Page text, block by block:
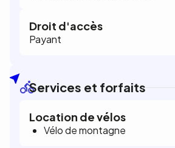
Droit d'accès
Payant
Services et forfaits
Location de vélos
Vélo de montagne